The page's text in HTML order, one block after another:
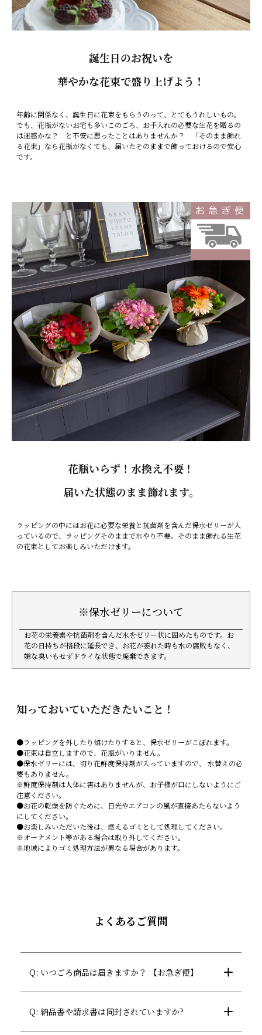
誕生日のお祝いを
華やかな花束で盛り上げよう！
年齢に関係なく、誕生日に花束をもらうのって、とてもうれしいもの。
でも、花瓶がないお宅も多いこのごろ、お手入れの必要な生花を贈るの
は迷惑かな？ と不安に思ったことはありませんか？ 「そのまま飾れ
る花束」なら花瓶がなくても、届いたそのままで飾っておけるので安心
です。
花瓶いらず！水換え不要！
届いた状態のまま飾れます。
ラッピングの中にはお花に必要な栄養と抗菌剤を含んだ保水ゼリーが入
っているので、ラッピングそのままで水やり不要。そのまま飾れる生花
の花束としてお楽しみいただけます。
※保水ゼリーについて
お花の栄養素や抗菌剤を含んだ水をゼリー状に固めたものです。お
花の日持ちが格段に延長でき、お花が萎れた時も水の腐敗もなく、
嫌な臭いもせずドライな状態で廃棄できます。
知っておいていただきたいこと！
●ラッピングを外したり傾けたりすると、保水ゼリーがこぼれます。
●花束は自立しますので、花瓶がいりません。
●保水ゼリーには、切り花鮮度保持剤が入っていますので、 水替えの必
要もありません。
※鮮度保持剤は人体に害はありませんが、お子様が口にしないようにご
注意ください。
●お花の乾燥を防ぐために、日光やエアコンの風が直接あたらないよう
にしてください。
●お楽しみいただいた後は、燃えるゴミとして処理してください。
※オーナメント等がある場合は取り外してください。
※地域によりゴミ処理方法が異なる場合があります。
よくあるご質問
Q: いつごろ商品は届きますか？ 【お急ぎ便】
Q: 納品書や請求書は同封されていますか?